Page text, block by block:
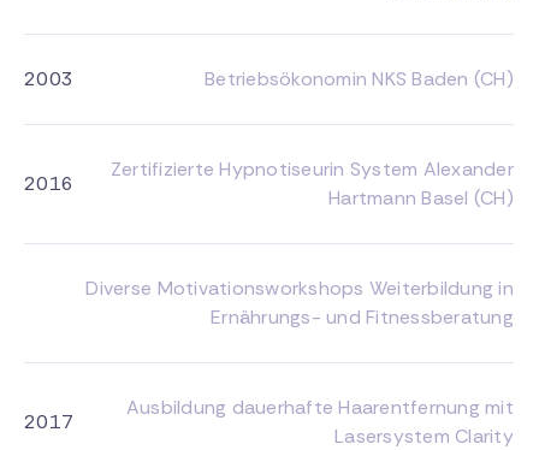
2003 Betriebsökonomin NKS Baden (CH)
2016
Zertifizierte Hypnotiseurin System Alexander
Hartmann Basel (CH)
Diverse Motivationsworkshops Weiterbildung in
Ernährungs- und Fitnessberatung
2017
Ausbildung dauerhafte Haarentfernung mit
Lasersystem Clarity